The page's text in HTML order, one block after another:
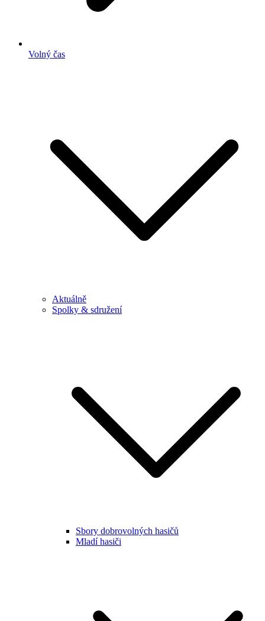
Volný čas
Aktuálně
Spolky & sdružení
Sbory dobrovolných hasičů
Mladí hasiči